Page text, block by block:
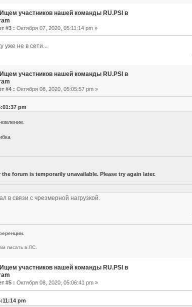
участников нашей команды RU.PSI в
#3 : Октября 07, 2020, 05:11:14 pm »
уже не в сети...
участников нашей команды RU.PSI в
#4 : Октября 08, 2020, 05:05:57 pm »
pm
forum is temporarily unavailable. Please try again later.
в связи с чрезмерной нагрузкой.
писать в ЛС.
участников нашей команды RU.PSI в
#5 : Октября 08, 2020, 05:06:41 pm »
pm